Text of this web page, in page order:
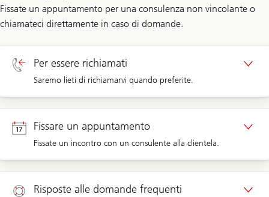
Fissate un appuntamento per una consulenza non vincolante o
chiamateci direttamente in caso di domande.
Per essere richiamati
Saremo lieti di richiamarvi quando preferite.
Richiamata clienti privati
Fissare un appuntamento
Fissate un incontro con un consulente alla clientela.
Appuntamento clienti privati
Risposte alle domande frequenti